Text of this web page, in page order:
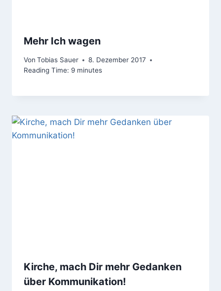
Mehr Ich wagen
Von Tobias Sauer
8. Dezember 2017
Reading Time: 9 minutes
Kirche, mach Dir mehr Gedanken
über Kommunikation!